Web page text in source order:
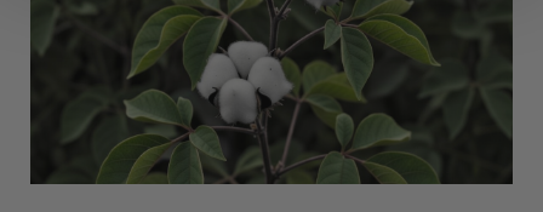
να ανακαλέσετε τη συγκατάθεσή σας επιλέξτε το
"Ρυθμίσεις Cookies " ανά πάσα στιγμή με ισχύ για το
μέλλον. Εάν επιθυμείτε να μάθετε περισσότερα
σχετικά με τα cookies, επισκεφθείτε οποιαδήποτε στιγμή
τη σελίδα
Πολιτική cookies (link)